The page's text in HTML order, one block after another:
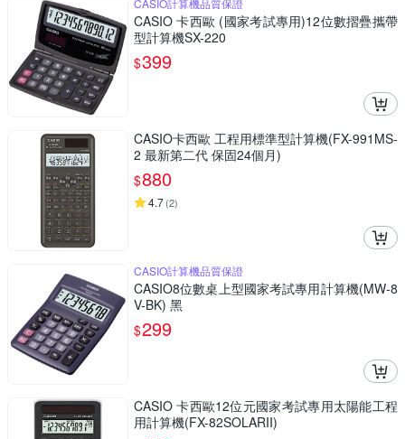
CASIO計算機品質保證
CASIO 卡西歐 (國家考試專用)12位數摺疊攜帶
型計算機SX-220
$399
CASIO卡西歐 工程用標準型計算機(FX-991MS-
2 最新第二代 保固24個月)
$880
4.7(2)
CASIO計算機品質保證
CASIO8位數桌上型國家考試專用計算機(MW-8
V-BK) 黑
$299
CASIO 卡西歐12位元國家考試專用太陽能工程
用計算機(FX-82SOLARII)